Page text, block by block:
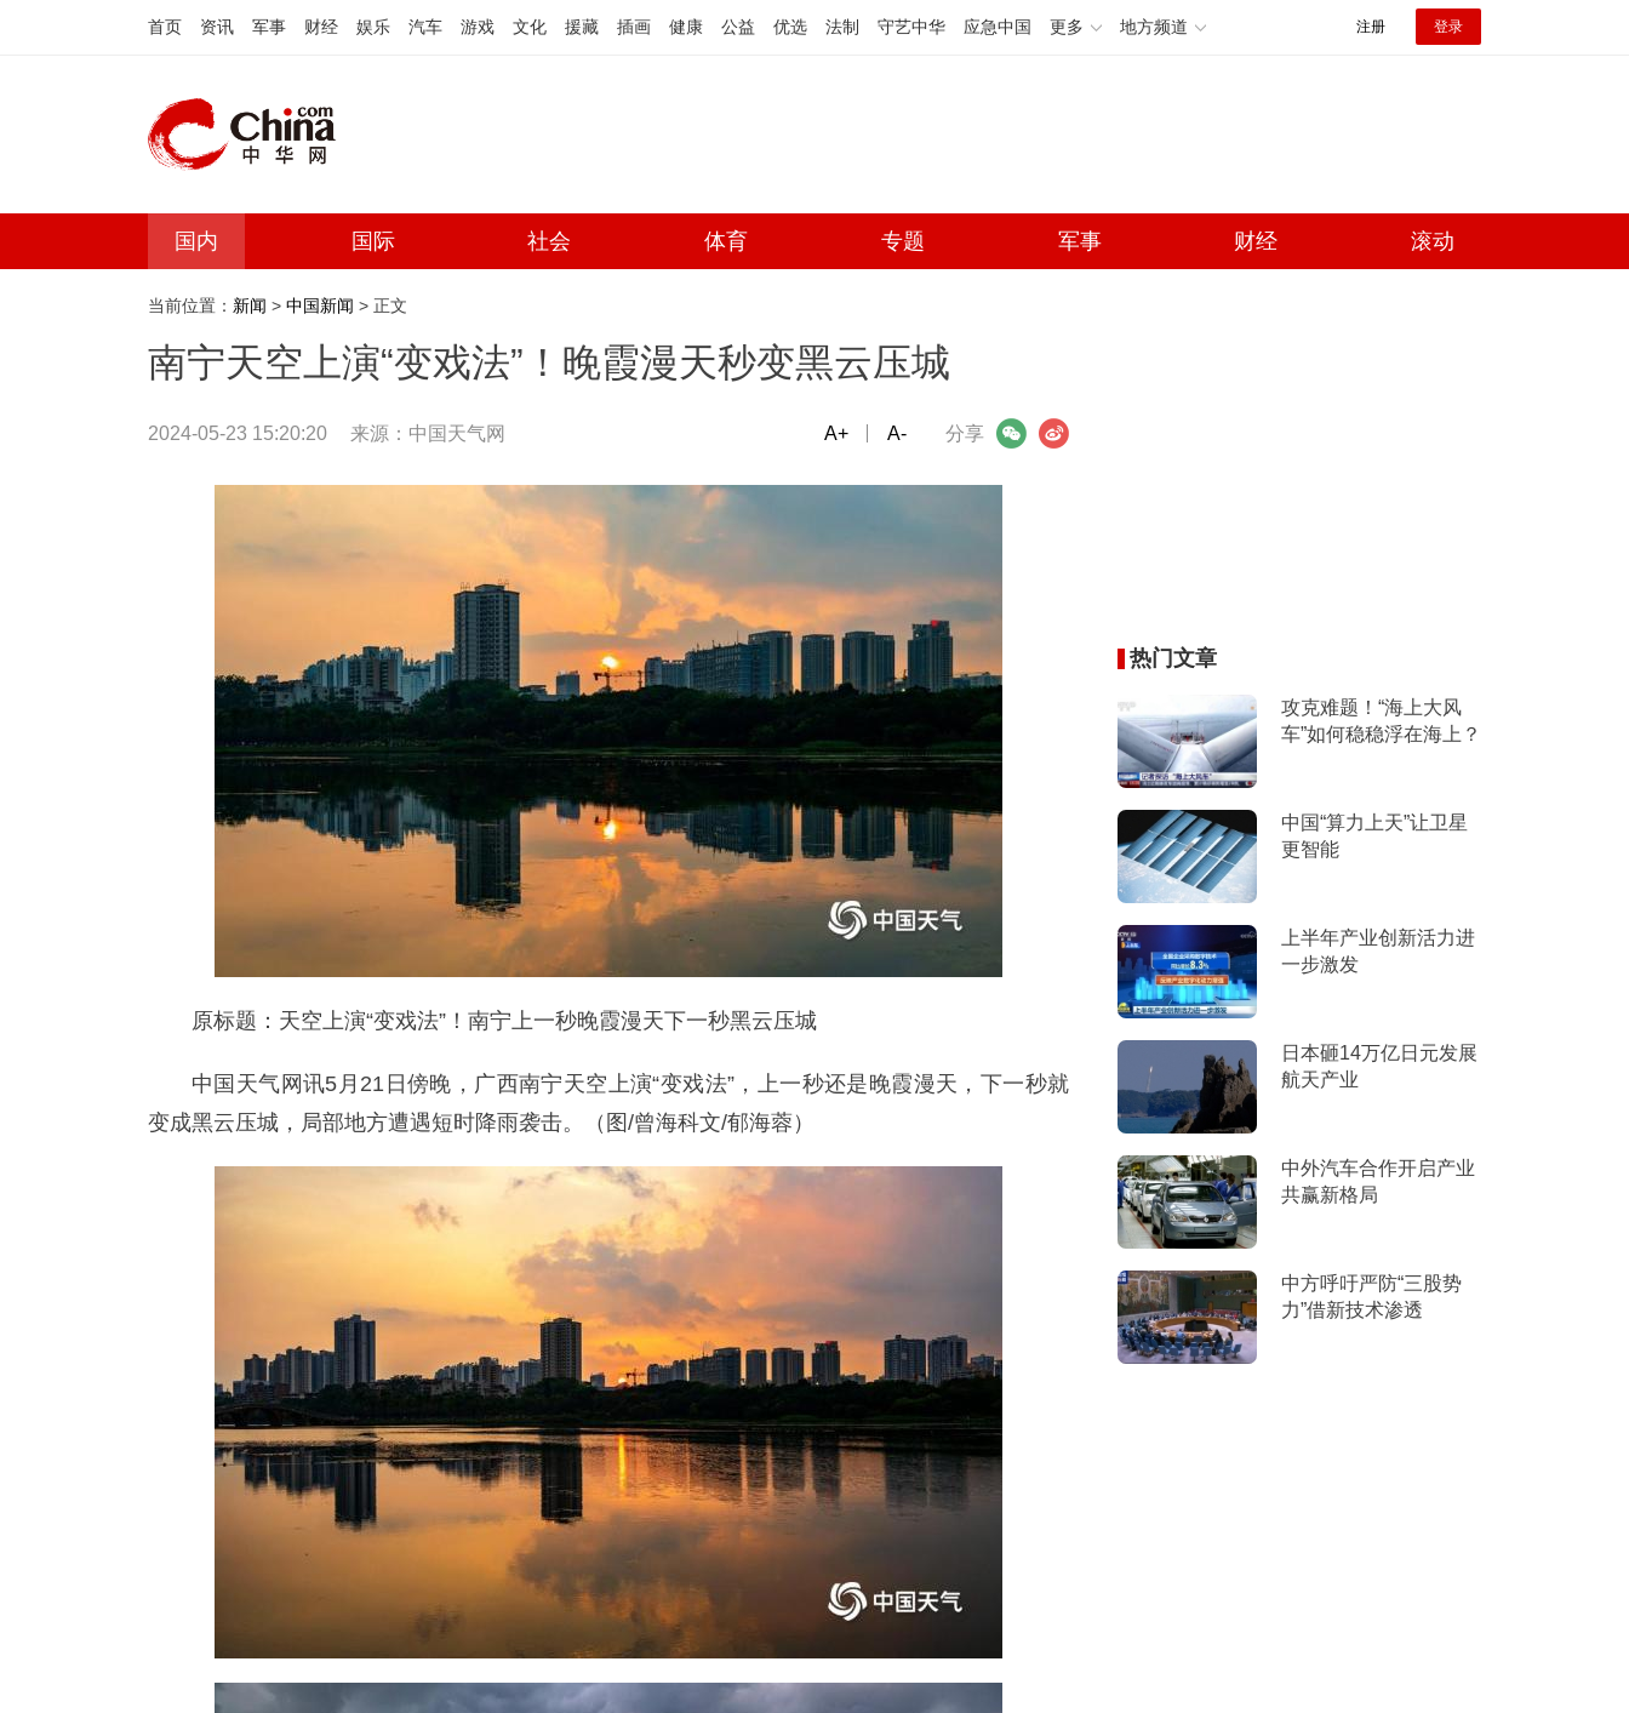
首页 资讯 军事 财经 娱乐 汽车 游戏 文化 援藏 插画 健康 公益 优选 法制 守艺中华 应急中国 更多 地方频道 注册 登录
国内 国际 社会 体育 专题 军事 财经 滚动
当前位置： 新闻 > 中国新闻 > 正文
南宁天空上演“变戏法”！晚霞漫天秒变黑云压城
2024-05-23 15:20:20 来源： 中国天气网 分享
微信 微博
A+ A-
原标题：天空上演“变戏法”！南宁上一秒晚霞漫天下一秒黑云压城
中国天气网讯5月21日傍晚，广西南宁天空上演“变戏法”，上一秒还是晚霞漫天，下一秒就
变成黑云压城，局部地方遭遇短时降雨袭击。（图/曾海科文/郁海蓉）
热门文章
攻克难题！“海上大风
车”如何稳稳浮在海上？
中国“算力上天”让卫星
更智能
上半年产业创新活力进
一步激发
日本砸14万亿日元发展
航天产业
中外汽车合作开启产业
共赢新格局
中方呼吁严防“三股势
力”借新技术渗透